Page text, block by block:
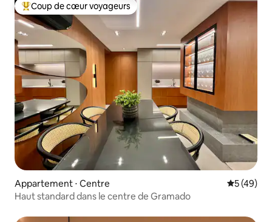
Coups de cœur voyageurs les plus appréciés
Coup de cœur voyageurs
Appartement ⋅ Centre
5 (49)
Haut standard dans le centre de Gramado